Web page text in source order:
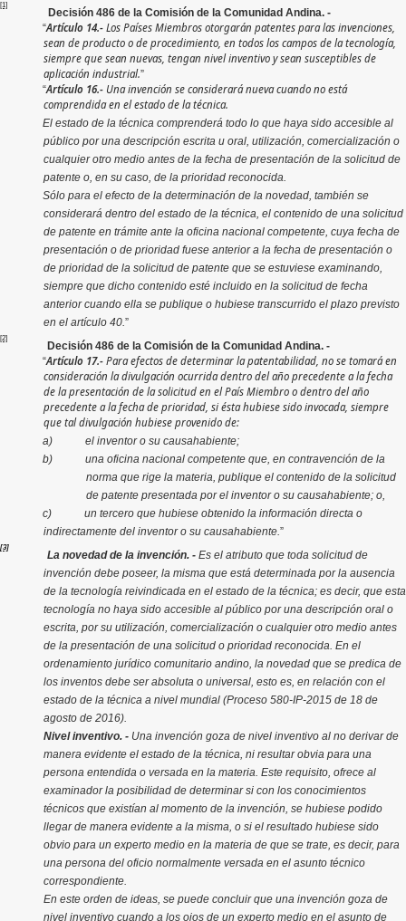
[1]
Decisión 486 de la Comisión de la Comunidad Andina. -
“Artículo 14.-Los Países Miembros otorgarán patentes para las invenciones,
sean de producto o de procedimiento, en todos los campos de la tecnología,
siempre que sean nuevas, tengan nivel inventivo y sean susceptibles de
aplicación industrial.”
“Artículo 16.- Una invención se considerará nueva cuando no está
comprendida en el estado de la técnica.
El estado de la técnica comprenderá todo lo que haya sido accesible al
público por una descripción escrita u oral, utilización, comercialización o
cualquier otro medio antes de la fecha de presentación de la solicitud de
patente o, en su caso, de la prioridad reconocida.
Sólo para el efecto de la determinación de la novedad, también se
considerará dentro del estado de la técnica, el contenido de una solicitud
de patente en trámite ante la oficina nacional competente, cuya fecha de
presentación o de prioridad fuese anterior a la fecha de presentación o
de prioridad de la solicitud de patente que se estuviese examinando,
siempre que dicho contenido esté incluido en la solicitud de fecha
anterior cuando ella se publique o hubiese transcurrido el plazo previsto
en el artículo 40. ”
[2]
Decisión 486 de la Comisión de la Comunidad Andina. -
“Artículo 17.-Para efectos de determinar la patentabilidad, no se tomará en
consideración la divulgación ocurrida dentro del año precedente a la fecha
de la presentación de la solicitud en el País Miembro o dentro del año
precedente a la fecha de prioridad, si ésta hubiese sido invocada, siempre
que tal divulgación hubiese provenido de:
a) el inventor o su causahabiente;
b) una oficina nacional competente que, en contravención de la
norma que rige la materia, publique el contenido de la solicitud
de patente presentada por el inventor o su causahabiente; o,
c) un tercero que hubiese obtenido la información directa o
indirectamente del inventor o su causahabiente. ”
[3]
La novedad de la invención. - Es el atributo que toda solicitud de
invención debe poseer, la misma que está determinada por la ausencia
de la tecnología reivindicada en el estado de la técnica; es decir, que esta
tecnología no haya sido accesible al público por una descripción oral o
escrita, por su utilización, comercialización o cualquier otro medio antes
de la presentación de una solicitud o prioridad reconocida. En el
ordenamiento jurídico comunitario andino, la novedad que se predica de
los inventos debe ser absoluta o universal, esto es, en relación con el
estado de la técnica a nivel mundial (Proceso 580-IP-2015 de 18 de
agosto de 2016).
Nivel inventivo. - Una invención goza de nivel inventivo al no derivar de
manera evidente el estado de la técnica, ni resultar obvia para una
persona entendida o versada en la materia. Este requisito, ofrece al
examinador la posibilidad de determinar si con los conocimientos
técnicos que existían al momento de la invención, se hubiese podido
llegar de manera evidente a la misma, o si el resultado hubiese sido
obvio para un experto medio en la materia de que se trate, es decir, para
una persona del oficio normalmente versada en el asunto técnico
correspondiente.
En este orden de ideas, se puede concluir que una invención goza de
nivel inventivo cuando a los ojos de un experto medio en el asunto de